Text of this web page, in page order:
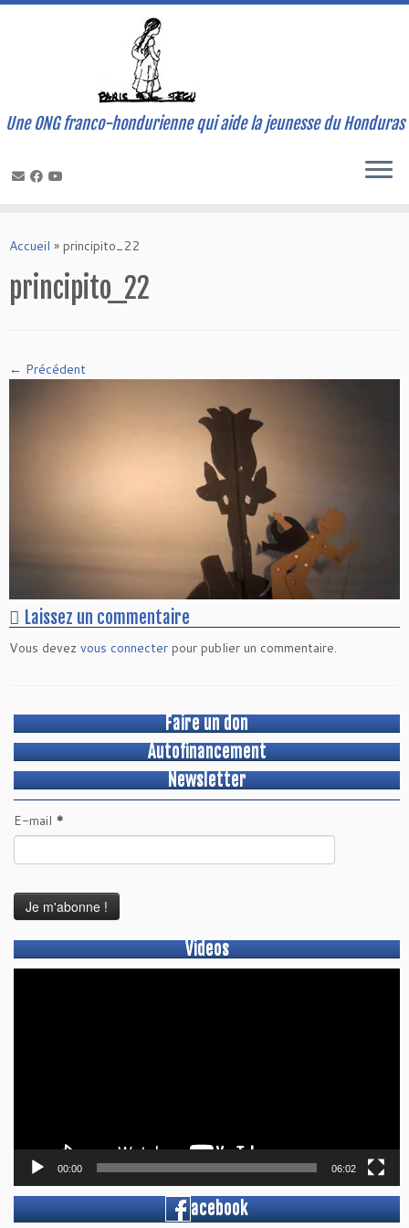
to
Une ONG franco-hondurienne qui aide la jeunesse du Honduras
Accueil » principito_22
principito_22
← Précédent
Laissez un commentaire
Vous devez vous connecter pour publier un commentaire.
Faire un don
Autofinancement
Newsletter
E-mail *
Videos
00:00 06:02
acebook